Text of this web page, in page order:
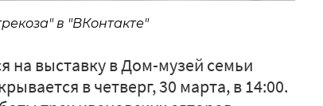
в "ВКонтакте"
на выставку в Дом-музей семьи
в четверг, 30 марта, в 14:00.